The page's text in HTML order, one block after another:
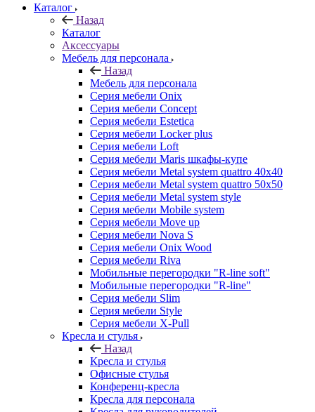
Каталог
Назад
Каталог
Аксессуары
Мебель для персонала
Назад
Мебель для персонала
Серия мебели Onix
Серия мебели Concept
Серия мебели Estetica
Серия мебели Locker plus
Серия мебели Loft
Серия мебели Maris шкафы-купе
Серия мебели Metal system quattro 40x40
Серия мебели Metal system quattro 50x50
Серия мебели Metal system style
Серия мебели Mobile system
Серия мебели Move up
Серия мебели Nova S
Серия мебели Onix Wood
Серия мебели Riva
Мобильные перегородки "R-line soft"
Мобильные перегородки "R-line"
Серия мебели Slim
Серия мебели Style
Серия мебели X-Pull
Кресла и стулья
Назад
Кресла и стулья
Офисные стулья
Конференц-кресла
Кресла для персонала